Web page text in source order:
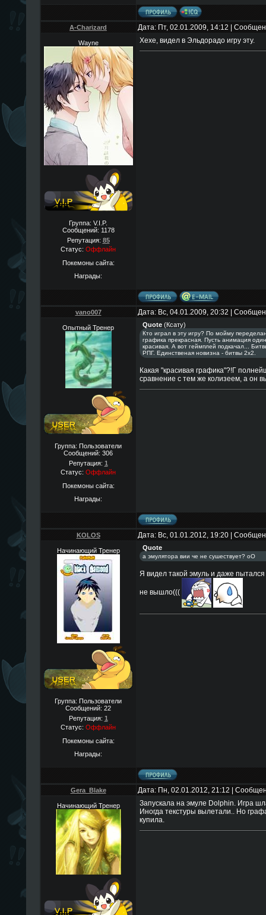
A-Charizard Дата: Пт, 02.01.2009, 14:12 |
Wayne
Группа: V.I.P.
Сообщений: 1178
Репутация: 85
Статус: Оффлайн
Покемоны сайта:
Награды:
Хехе, видел в Эльдорадо игру эту.
vano007 Дата: Вс, 04.01.2009, 20:32 |
Опытный Тренер
Группа: Пользователи
Сообщений: 306
Репутация: 1
Статус: Оффлайн
Покемоны сайта:
Награды:
Quote(Ксату)
Кто играл в эту игру? По мойму
графика прекрасная. Пусть анимация
красивая. А вот геймплей подкачал...
РПГ. Единственая новизна - битвы 2x2.
Какая "красивая графика"?!Г
сравнение с тем же колизеем, а он
KOLOS Дата: Вс, 01.01.2012, 19:20 |
Начинающий Тренер
Группа: Пользователи
Сообщений: 22
Репутация: 1
Статус: Оффлайн
Покемоны сайта:
Награды:
Quote
а эмулятора вии че не сушествует? оО
Я видел такой эмуль и даже пытался
не вышло(((
Gera_Blake Дата: Пн, 02.01.2012, 21:12 |
Начинающий Тренер
Запускала на эмуле Dolphin. Игра
Иногда текстуры вылетали.. Но
купила.